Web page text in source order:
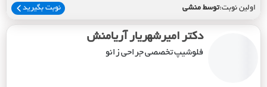
اولین نوبت:توسط منشی نوبت بگیرید
دکتر امیرشهریار آریامنش
فلوشیپ تخصصی جراحی زانو